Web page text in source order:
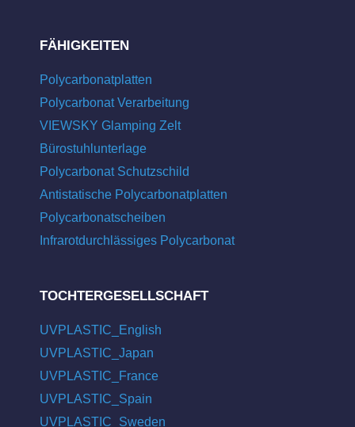
FÄHIGKEITEN
Polycarbonatplatten
Polycarbonat Verarbeitung
VIEWSKY Glamping Zelt
Bürostuhlunterlage
Polycarbonat Schutzschild
Antistatische Polycarbonatplatten
Polycarbonatscheiben
Infrarotdurchlässiges Polycarbonat
TOCHTERGESELLSCHAFT
UVPLASTIC_English
UVPLASTIC_Japan
UVPLASTIC_France
UVPLASTIC_Spain
UVPLASTIC_Sweden